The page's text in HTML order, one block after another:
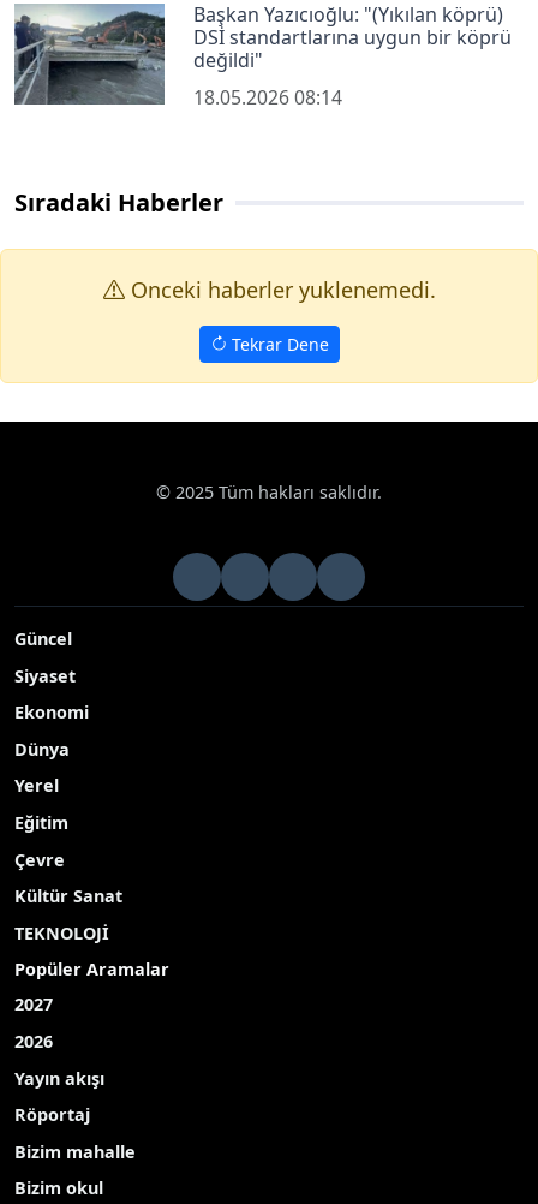
Başkan Yazıcıoğlu: "(Yıkılan köprü)
DSİ standartlarına uygun bir köprü
değildi"
18.05.2026 08:14
Sıradaki Haberler
Onceki haberler yuklenemedi.
Tekrar Dene
© 2025 Tüm hakları saklıdır.
Güncel
Siyaset
Ekonomi
Dünya
Yerel
Eğitim
Çevre
Kültür Sanat
TEKNOLOJİ
Popüler Aramalar
2027
2026
Yayın akışı
Röportaj
Bizim mahalle
Bizim okul